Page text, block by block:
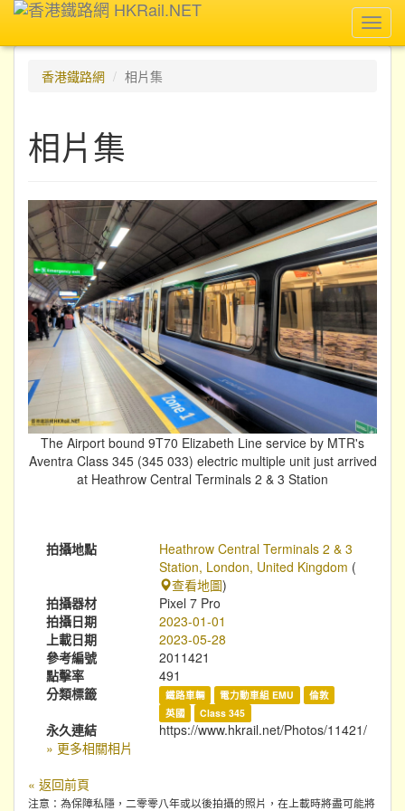
香港鐵路網
相片集
相片集
The Airport bound 9T70 Elizabeth Line service by MTR's
Aventra Class 345 (345 033) electric multiple unit just arrived
at Heathrow Central Terminals 2 & 3 Station
拍攝地點
Heathrow Central Terminals 2 & 3
Station, London, United Kingdom (
查看地圖)
拍攝器材
Pixel 7 Pro
拍攝日期
2023-01-01
上載日期
2023-05-28
參考編號
2011421
點擊率
491
分類標籤
鐵路車輛 電力動車組 EMU
倫敦
英國
Class 345
永久連結
https://www.hkrail.net/Photos/11421/
» 更多相關相片
« 返回前頁
注意：為保障私隱，二零零八年或以後拍攝的照片，在上載時將盡可能將